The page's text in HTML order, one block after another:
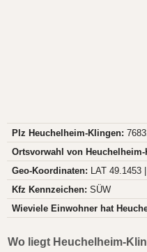
Plz Heuchelheim-Klingen:
Ortsvorwahl von
Geo-Koordinaten: LAT 49.1453
Kfz Kennzeichen: SÜW
Wieviele Einwohner hat
Wo liegt Heuchelheim-